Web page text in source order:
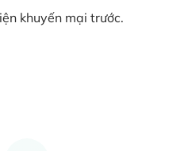
khuyến mại trước.